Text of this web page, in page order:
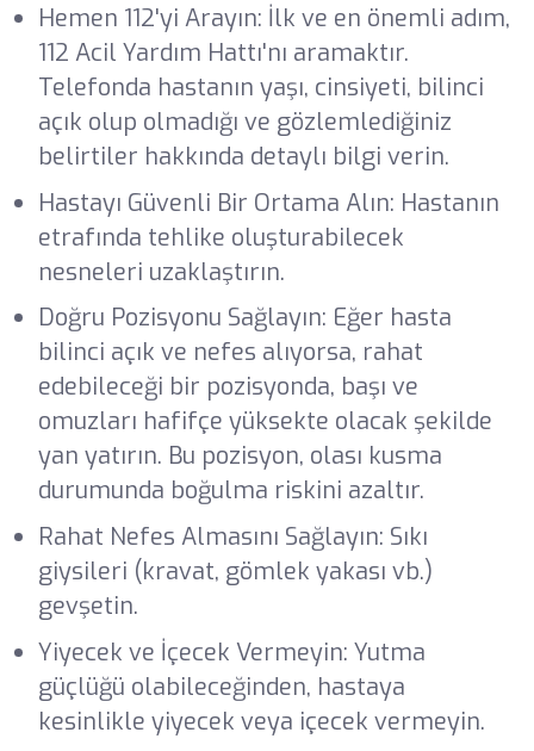
Hemen 112'yi Arayın: İlk ve en önemli adım,
112 Acil Yardım Hattı'nı aramaktır.
Telefonda hastanın yaşı, cinsiyeti, bilinci
açık olup olmadığı ve gözlemlediğiniz
belirtiler hakkında detaylı bilgi verin.
Hastayı Güvenli Bir Ortama Alın: Hastanın
etrafında tehlike oluşturabilecek
nesneleri uzaklaştırın.
Doğru Pozisyonu Sağlayın: Eğer hasta
bilinci açık ve nefes alıyorsa, rahat
edebileceği bir pozisyonda, başı ve
omuzları hafifçe yüksekte olacak şekilde
yan yatırın. Bu pozisyon, olası kusma
durumunda boğulma riskini azaltır.
Rahat Nefes Almasını Sağlayın: Sıkı
giysileri (kravat, gömlek yakası vb.)
gevşetin.
Yiyecek ve İçecek Vermeyin: Yutma
güçlüğü olabileceğinden, hastaya
kesinlikle yiyecek veya içecek vermeyin.